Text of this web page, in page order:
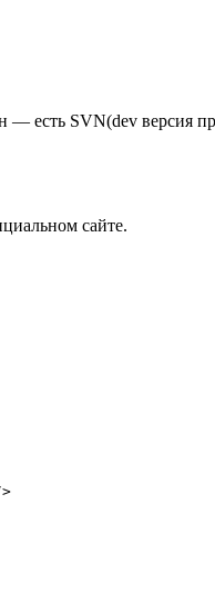
— есть SVN(dev версия
сайте.